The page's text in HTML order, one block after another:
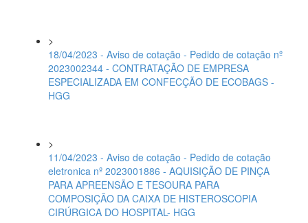
>
18/04/2023 - Aviso de cotação - Pedido de cotação nº
2023002344 - CONTRATAÇÃO DE EMPRESA
ESPECIALIZADA EM CONFECÇÃO DE ECOBAGS -
HGG
>
11/04/2023 - Aviso de cotação - Pedido de cotação
eletronica nº 2023001886 - AQUISIÇÃO DE PINÇA
PARA APREENSÃO E TESOURA PARA
COMPOSIÇÃO DA CAIXA DE HISTEROSCOPIA
CIRÚRGICA DO HOSPITAL- HGG